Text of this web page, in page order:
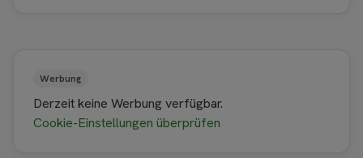
Werbung
Derzeit keine Werbung verfügbar.
Cookie-Einstellungen überprüfen